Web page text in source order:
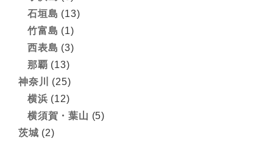
石垣島 (13)
竹富島 (1)
西表島 (3)
那覇 (13)
神奈川
(25)
横浜 (12)
横須賀・葉山 (5)
茨城 (2)